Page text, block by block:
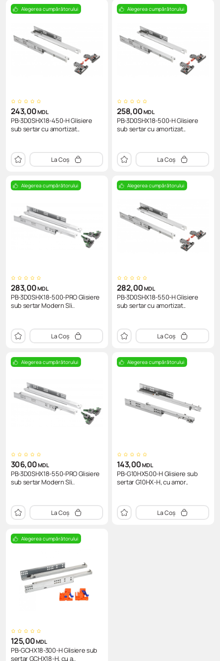
Alegerea cumpărătorului
243,00MDL
PB-3D0SHX18-450-H Glisiere
sub sertar cu amortizat..
La Coș
Alegerea cumpărătorului
258,00MDL
PB-3D0SHX18-500-H Glisiere
sub sertar cu amortizat..
La Coș
Alegerea cumpărătorului
283,00MDL
PB-3D0SHX18-500-PRO Glisiere
sub sertar Modern Sli..
La Coș
Alegerea cumpărătorului
282,00MDL
PB-3D0SHX18-550-H Glisiere
sub sertar cu amortizat..
La Coș
Alegerea cumpărătorului
306,00MDL
PB-3D0SHX18-550-PRO Glisiere
sub sertar Modern Sli..
La Coș
Alegerea cumpărătorului
143,00MDL
PB-G10HX500-H Glisiere sub
sertar G10HX-H, cu amor..
La Coș
Alegerea cumpărătorului
125,00MDL
PB-GCHX18-300-H Glisiere sub
sertar GCHX18-H, cu a..